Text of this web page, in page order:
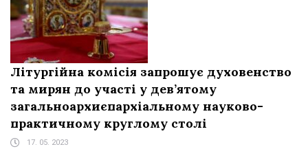
Літургійна комісія запрошує духовенство
та мирян до участі у дев’ятому
загальноархиєпархіальному науково-
практичному круглому столі
17. 05. 2023